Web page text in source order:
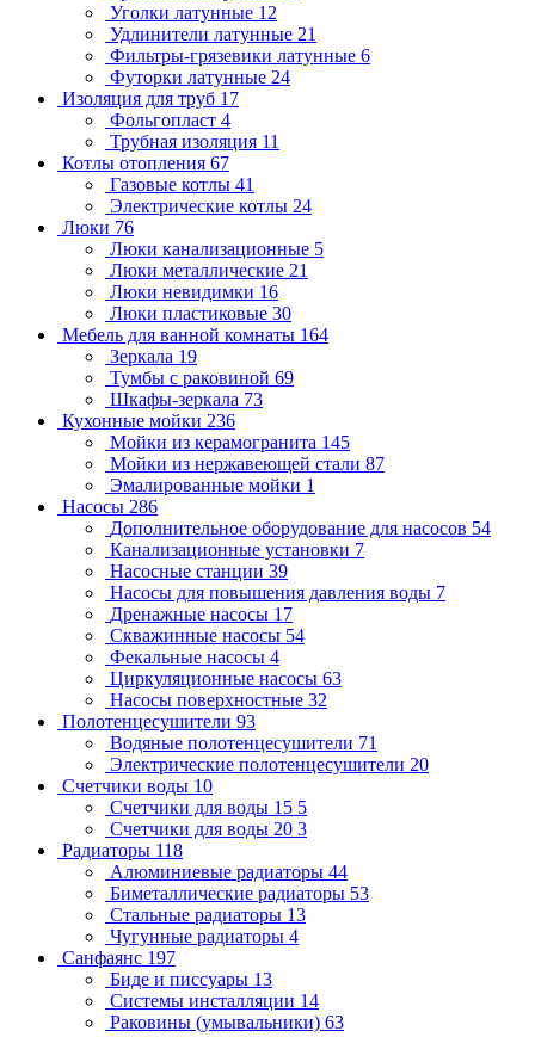
Уголки латунные 12
Удлинители латунные 21
Фильтры-грязевики латунные 6
Футорки латунные 24
Изоляция для труб 17
Фольгопласт 4
Трубная изоляция 11
Котлы отопления 67
Газовые котлы 41
Электрические котлы 24
Люки 76
Люки канализационные 5
Люки металлические 21
Люки невидимки 16
Люки пластиковые 30
Мебель для ванной комнаты 164
Зеркала 19
Тумбы с раковиной 69
Шкафы-зеркала 73
Кухонные мойки 236
Мойки из керамогранита 145
Мойки из нержавеющей стали 87
Эмалированные мойки 1
Насосы 286
Дополнительное оборудование для насосов 54
Канализационные установки 7
Насосные станции 39
Насосы для повышения давления воды 7
Дренажные насосы 17
Скважинные насосы 54
Фекальные насосы 4
Циркуляционные насосы 63
Насосы поверхностные 32
Полотенцесушители 93
Водяные полотенцесушители 71
Электрические полотенцесушители 20
Счетчики воды 10
Счетчики для воды 15 5
Счетчики для воды 20 3
Радиаторы 118
Алюминиевые радиаторы 44
Биметаллические радиаторы 53
Стальные радиаторы 13
Чугунные радиаторы 4
Санфаянс 197
Биде и писсуары 13
Системы инсталляции 14
Раковины (умывальники) 63